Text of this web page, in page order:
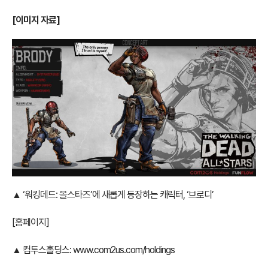
[이미지 자료]
▲ ‘워킹데드: 올스타즈’에 새롭게 등장하는 캐릭터, ‘브로디’
[홈페이지]
▲ 컴투스홀딩스:www.com2us.com/holdings